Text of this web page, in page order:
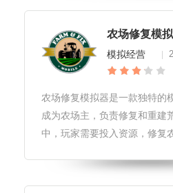
优势1.提供了一种独特且有趣
农场修复模
模拟经营
农场修复模拟器是一款独特的
成为农场主，负责修复和重建
中，玩家需要投入资源，修复
产力，玩家可以创造一个繁荣
的修复机制，游戏还融合了模